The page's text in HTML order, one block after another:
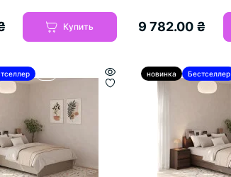
Купить 9 782.00 ₴
новинка Бестселлер